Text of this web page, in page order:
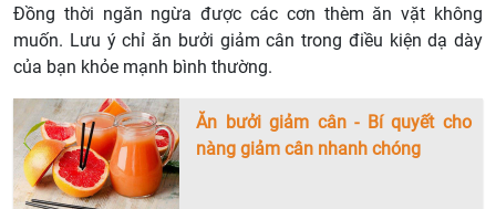
Đồng thời ngăn ngừa được các cơn thèm ăn vặt không
muốn. Lưu ý chỉ ăn bưởi giảm cân trong điều kiện dạ dày
của bạn khỏe mạnh bình thường.
Ăn bưởi giảm cân - Bí quyết cho
nàng giảm cân nhanh chóng